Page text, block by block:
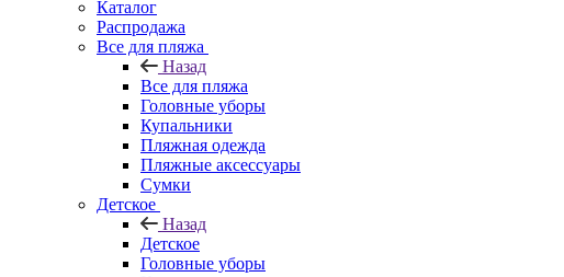
Каталог
Распродажа
Все для пляжа
Назад
Все для пляжа
Головные уборы
Купальники
Пляжная одежда
Пляжные аксессуары
Сумки
Детское
Назад
Детское
Головные уборы